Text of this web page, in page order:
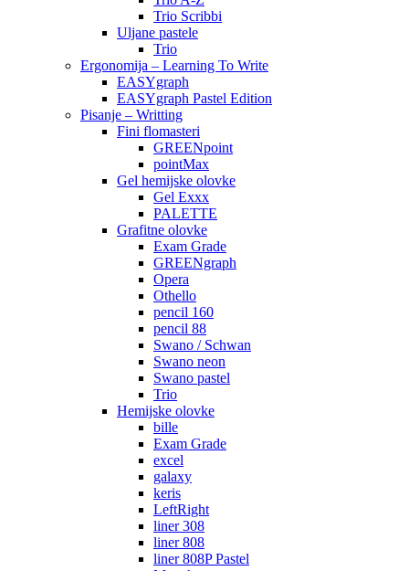
Trio Scribbi
Uljane pastele
Trio
Ergonomija – Learning To Write
EASYgraph
EASYgraph Pastel Edition
Pisanje – Writting
Fini flomasteri
GREENpoint
pointMax
Gel hemijske olovke
Gel Exxx
PALETTE
Grafitne olovke
Exam Grade
GREENgraph
Opera
Othello
pencil 160
pencil 88
Swano / Schwan
Swano neon
Swano pastel
Trio
Hemijske olovke
bille
Exam Grade
excel
galaxy
keris
LeftRight
liner 308
liner 808
liner 808P Pastel